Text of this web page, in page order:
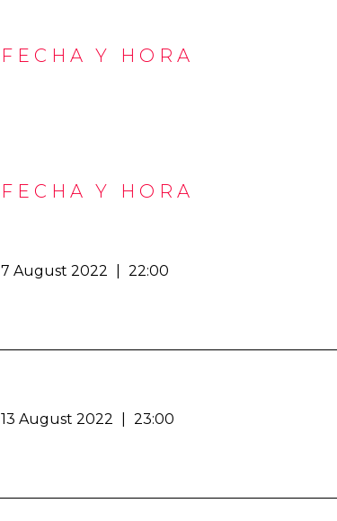
FECHA Y HORA
FECHA Y HORA
7 August 2022 22:00
13 August 2022 23:00